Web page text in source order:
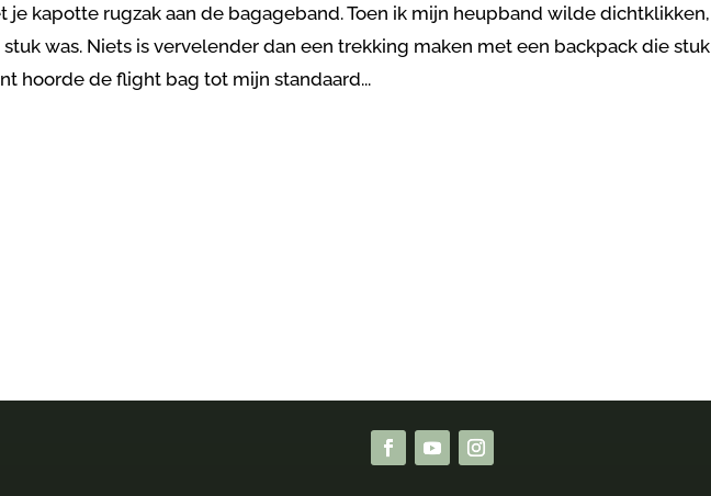
je kapotte rugzak aan de bagageband. Toen ik mijn heupband wilde dichtklikken,
was. Niets is vervelender dan een trekking maken met een backpack die stuk
hoorde de flight bag tot mijn standaard...